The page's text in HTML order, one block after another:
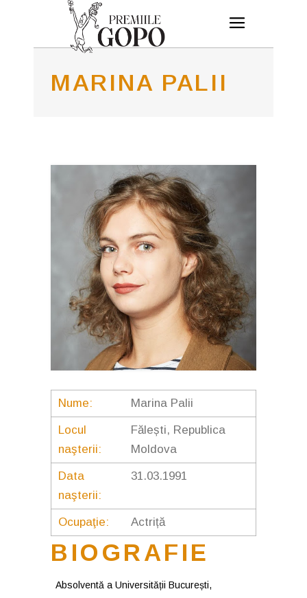
MARINA PALII
Nume: Marina Palii
Locul
naşterii:
Fălești, Republica
Moldova
Data
naşterii:
31.03.1991
Ocupaţie: Actriță
BIOGRAFIE
Absolventă a Universității București,